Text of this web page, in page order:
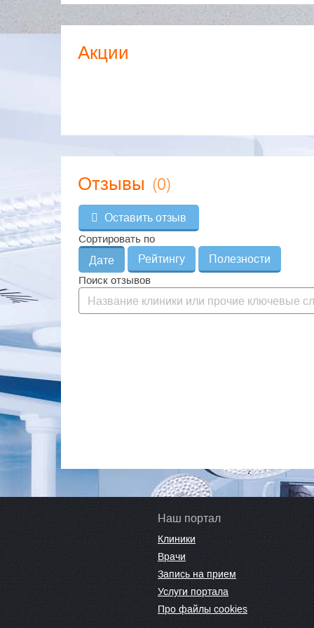
Акции
Отзывы (0)
Оставить отзыв
Сортировать по
Дате
Рейтингу
Полезности
Поиск отзывов
Наш портал
Клиники
Врачи
Запись на прием
Услуги портала
Про файлы cookies